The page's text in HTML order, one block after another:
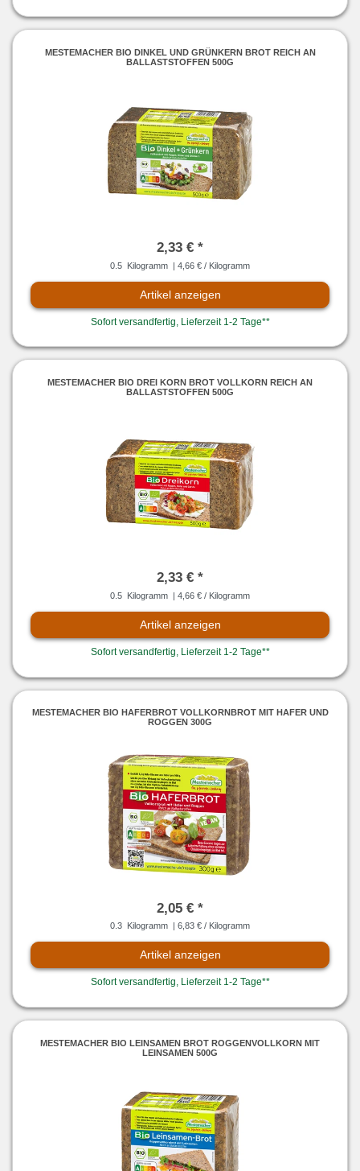
MESTEMACHER BIO DINKEL UND GRÜNKERN BROT REICH AN
BALLASTSTOFFEN 500G
2,33 € *
0.5 Kilogramm | 4,66 € / Kilogramm
Artikel anzeigen
Sofort versandfertig, Lieferzeit 1-2 Tage**
MESTEMACHER BIO DREI KORN BROT VOLLKORN REICH AN
BALLASTSTOFFEN 500G
2,33 € *
0.5 Kilogramm | 4,66 € / Kilogramm
Artikel anzeigen
Sofort versandfertig, Lieferzeit 1-2 Tage**
MESTEMACHER BIO HAFERBROT VOLLKORNBROT MIT HAFER UND
ROGGEN 300G
2,05 € *
0.3 Kilogramm | 6,83 € / Kilogramm
Artikel anzeigen
Sofort versandfertig, Lieferzeit 1-2 Tage**
MESTEMACHER BIO LEINSAMEN BROT ROGGENVOLLKORN MIT
LEINSAMEN 500G